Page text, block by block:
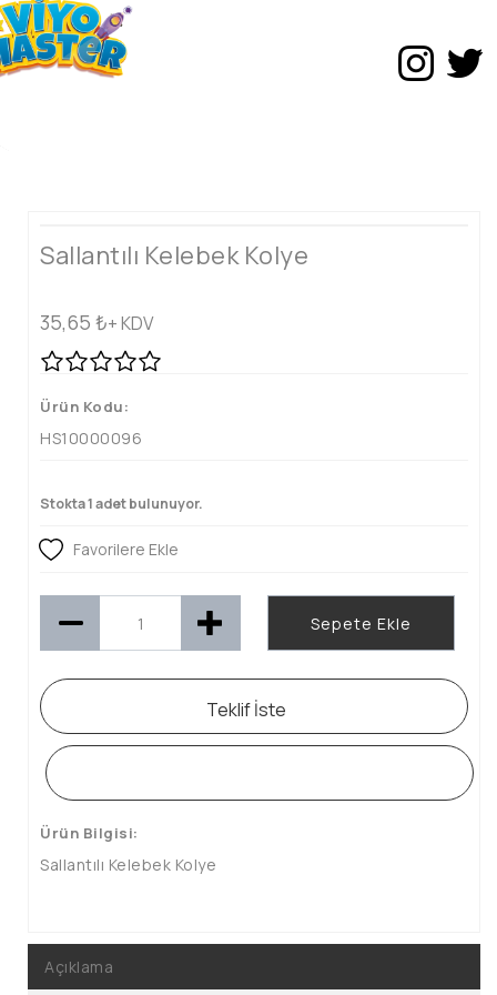
Sallantılı Kelebek Kolye
35,65 ₺+ KDV
Ürün Kodu:
HS10000096
Stokta 1 adet bulunuyor.
Favorilere Ekle
Sepete Ekle
Teklif İste
Ürün Bilgisi:
Sallantılı Kelebek Kolye
Açıklama